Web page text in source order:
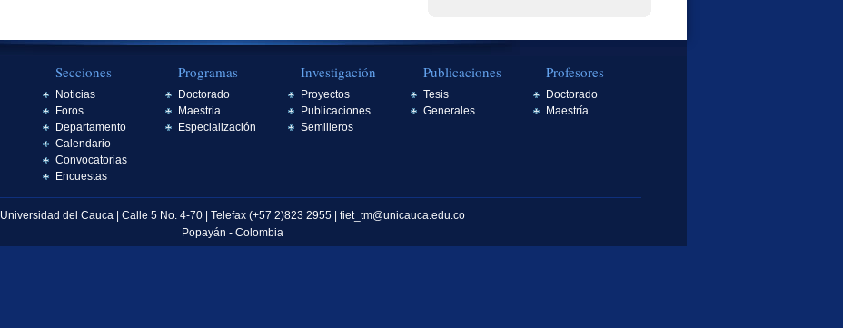
Secciones
Noticias
Foros
Departamento
Calendario
Convocatorias
Encuestas
Programas
Doctorado
Maestria
Especialización
Investigación
Proyectos
Publicaciones
Semilleros
Publicaciones
Tesis
Generales
Profesores
Doctorado
Maestría
Universidad del Cauca | Calle 5 No. 4-70 | Telefax (+57 2)823 2955 | fiet_tm@unicauca.edu.co
Popayán - Colombia